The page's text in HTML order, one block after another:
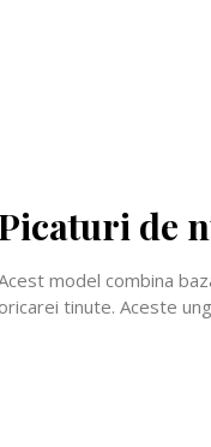
de
model combina
tinute. Aceste